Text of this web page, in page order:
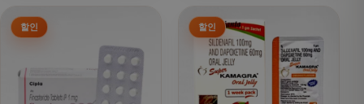
여러 상품 옵션이 이 상품에 있습니다. 상품 페이지에서 옵션
여러 상품 옵션이 이 상품에